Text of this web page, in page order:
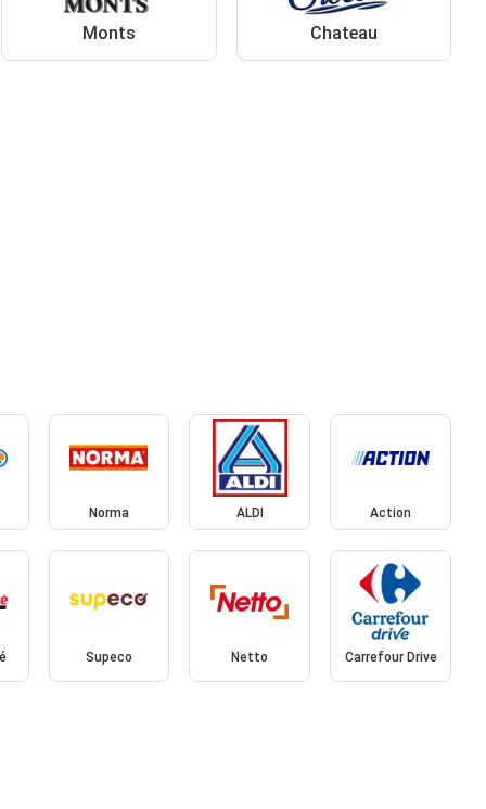
Monts Chateau
Norma ALDI Action
Supeco Netto Carrefour Drive